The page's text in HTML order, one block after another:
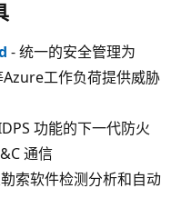
- 统一的安全管理为
工作负荷提供威胁
功能的下一代防火
通信
索软件检测分析和自动